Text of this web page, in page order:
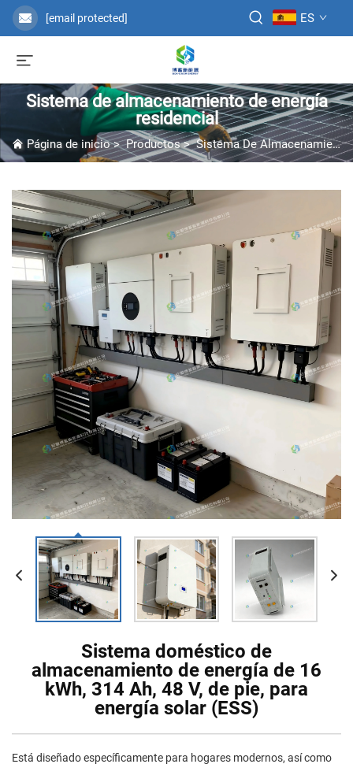
[email protected] ES
Sistema de almacenamiento de energía
residencial
Página de inicio>Productos>Sistema De Almacenamiento De Energía
Sistema doméstico de
almacenamiento de energía de 16
kWh, 314 Ah, 48 V, de pie, para
energía solar (ESS)
Está diseñado específicamente para hogares modernos, así como